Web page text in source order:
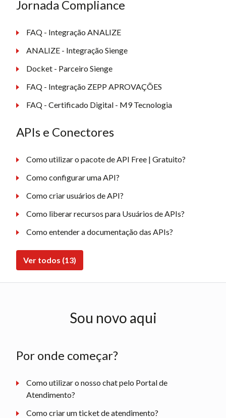
Jornada Compliance
FAQ - Integração ANALIZE
ANALIZE - Integração Sienge
Docket - Parceiro Sienge
FAQ - Integração ZEPP APROVAÇÕES
FAQ - Certificado Digital - M9 Tecnologia
APIs e Conectores
Como utilizar o pacote de API Free | Gratuito?
Como configurar uma API?
Como criar usuários de API?
Como liberar recursos para Usuários de APIs?
Como entender a documentação das APIs?
Ver todos (13)
Sou novo aqui
Por onde começar?
Como utilizar o nosso chat pelo Portal de
Atendimento?
Como criar um ticket de atendimento?